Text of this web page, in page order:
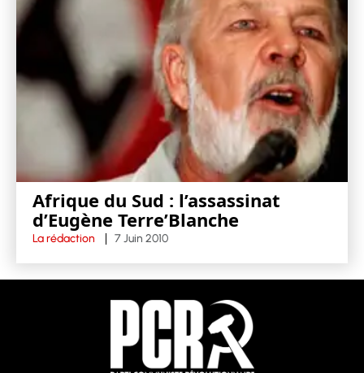
Afrique du Sud : l’assassinat
d’Eugène Terre’Blanche
La rédaction 7 Juin 2010